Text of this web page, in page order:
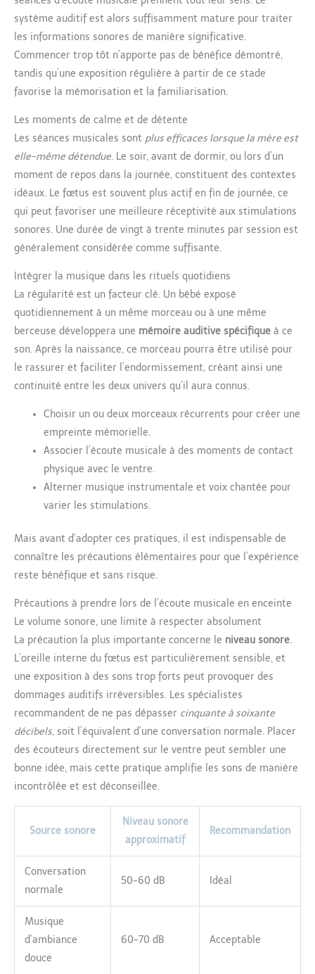
système auditif est alors suffisamment mature pour traiter
les informations sonores de manière significative.
Commencer trop tôt n’apporte pas de bénéfice démontré,
tandis qu’une exposition régulière à partir de ce stade
favorise la mémorisation et la familiarisation.
Les moments de calme et de détente
Les séances musicales sont plus efficaces lorsque la mère est
elle-même détendue. Le soir, avant de dormir, ou lors d’un
moment de repos dans la journée, constituent des contextes
idéaux. Le fœtus est souvent plus actif en fin de journée, ce
qui peut favoriser une meilleure réceptivité aux stimulations
sonores. Une durée de vingt à trente minutes par session est
généralement considérée comme suffisante.
Intégrer la musique dans les rituels quotidiens
La régularité est un facteur clé. Un bébé exposé
quotidiennement à un même morceau ou à une même
berceuse développera une mémoire auditive spécifique à ce
son. Après la naissance, ce morceau pourra être utilisé pour
le rassurer et faciliter l’endormissement, créant ainsi une
continuité entre les deux univers qu’il aura connus.
Choisir un ou deux morceaux récurrents pour créer une
empreinte mémorielle.
Associer l’écoute musicale à des moments de contact
physique avec le ventre.
Alterner musique instrumentale et voix chantée pour
varier les stimulations.
Mais avant d’adopter ces pratiques, il est indispensable de
connaître les précautions élémentaires pour que l’expérience
reste bénéfique et sans risque.
Précautions à prendre lors de l’écoute musicale en enceinte
Le volume sonore, une limite à respecter absolument
La précaution la plus importante concerne le niveau sonore.
L’oreille interne du fœtus est particulièrement sensible, et
une exposition à des sons trop forts peut provoquer des
dommages auditifs irréversibles. Les spécialistes
recommandent de ne pas dépasser cinquante à soixante
décibels, soit l’équivalent d’une conversation normale. Placer
des écouteurs directement sur le ventre peut sembler une
bonne idée, mais cette pratique amplifie les sons de manière
incontrôlée et est déconseillée.
Source sonore
Niveau sonore
approximatif
Recommandation
Conversation
normale
50-60 dB Idéal
Musique
d’ambiance
douce
60-70 dB Acceptable